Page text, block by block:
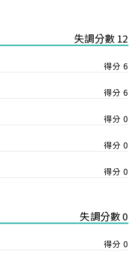
失調分數 12
得分 6
得分 6
得分 0
得分 0
得分 0
失調分數 0
得分 0